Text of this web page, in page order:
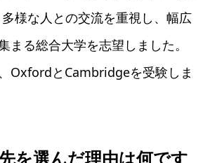
様な人との交流を重視し、幅広
まる総合大学を志望しました。
OxfordとCambridgeを受験しま
を選んだ理由は何です